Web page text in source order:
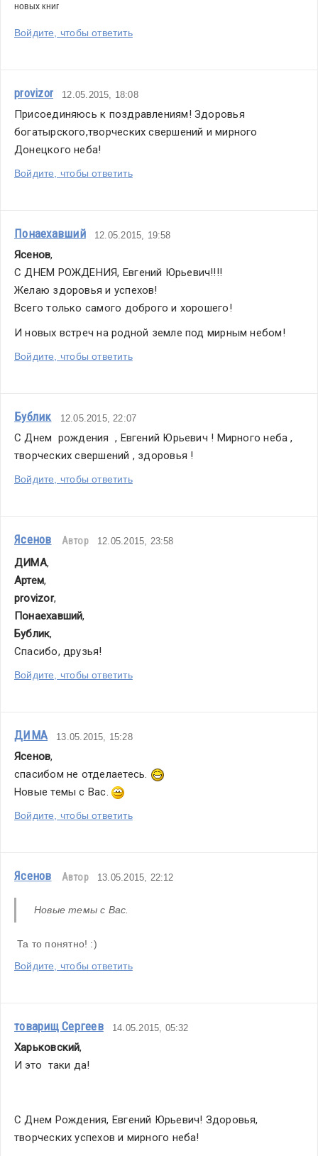
новых книг
Войдите, чтобы ответить
provizor 12.05.2015, 18:08
Присоединяюсь к поздравлениям! Здоровья
богатырского,творческих свершений и мирного
Донецкого неба!
Войдите, чтобы ответить
Понаехавший 12.05.2015, 19:58
Ясенов,
С ДНЕМ РОЖДЕНИЯ, Евгений Юрьевич!!!!
Желаю здоровья и успехов!
Всего только самого доброго и хорошего!
И новых встреч на родной земле под мирным небом!
Войдите, чтобы ответить
Бублик 12.05.2015, 22:07
С Днем  рождения  , Евгений Юрьевич ! Мирного неба ,
творческих свершений , здоровья !
Войдите, чтобы ответить
Ясенов Автор 12.05.2015, 23:58
ДИМА,
Артем,
provizor,
Понаехавший,
Бублик,
Спасибо, друзья!
Войдите, чтобы ответить
ДИМА 13.05.2015, 15:28
Ясенов,
спасибом не отделаетесь.
Новые темы с Вас.
Войдите, чтобы ответить
Ясенов Автор 13.05.2015, 22:12
Новые темы с Вас.
Та то понятно! :)
Войдите, чтобы ответить
товарищ Сергеев 14.05.2015, 05:32
Харьковский,
И это  таки да!
С Днем Рождения, Евгений Юрьевич! Здоровья,
творческих успехов и мирного неба!